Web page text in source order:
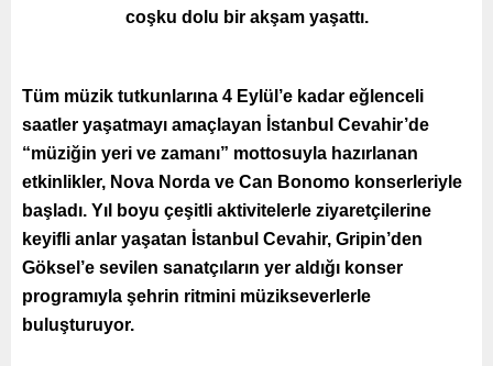
coşku dolu bir akşam yaşattı.
Tüm müzik tutkunlarına 4 Eylül’e kadar eğlenceli
saatler yaşatmayı amaçlayan İstanbul Cevahir’de
“müziğin yeri ve zamanı” mottosuyla hazırlanan
etkinlikler, Nova Norda ve Can Bonomo konserleriyle
başladı. Yıl boyu çeşitli aktivitelerle ziyaretçilerine
keyifli anlar yaşatan İstanbul Cevahir, Gripin’den
Göksel’e sevilen sanatçıların yer aldığı konser
programıyla şehrin ritmini müzikseverlerle
buluşturuyor.